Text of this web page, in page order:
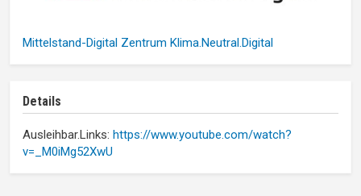
Mittelstand-Digital Zentrum Klima.Neutral.Digital
Details
Ausleihbar.Links: https://www.youtube.com/watch?
v=_M0iMg52XwU